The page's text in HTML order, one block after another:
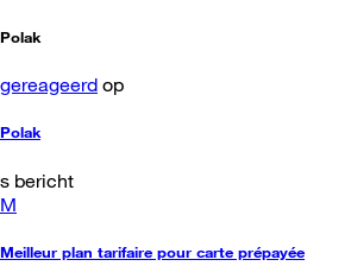
Polak
gereageerd op
Polak
s bericht
M
Meilleur plan tarifaire pour carte prépayée